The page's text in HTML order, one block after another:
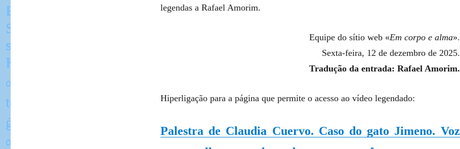
legendas a Rafael Amorim.
Equipe do sítio web «Em corpo e alma».
Sexta-feira, 12 de dezembro de 2025.
Tradução da entrada: Rafael Amorim.
Hiperligação para a página que permite o acesso ao vídeo legendado:
Palestra de Claudia Cuervo. Caso do gato Jimeno. Voz